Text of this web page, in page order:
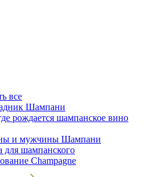
все
Шампани
рождается шампанское вино
и мужчины Шампани
для шампанского
Champagne